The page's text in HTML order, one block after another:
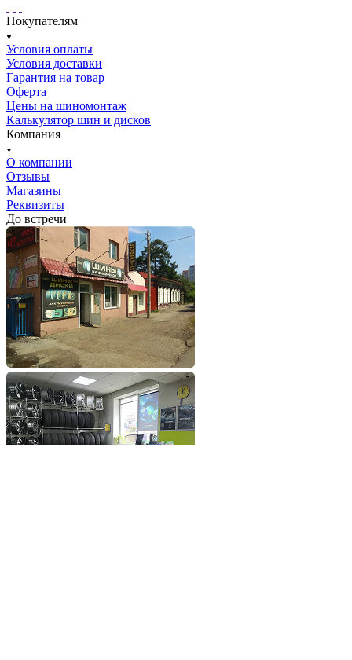
Покупателям
Условия оплаты
Условия доставки
Гарантия на товар
Оферта
Цены на шиномонтаж
Калькулятор шин и дисков
Компания
О компании
Отзывы
Магазины
Реквизиты
До встречи